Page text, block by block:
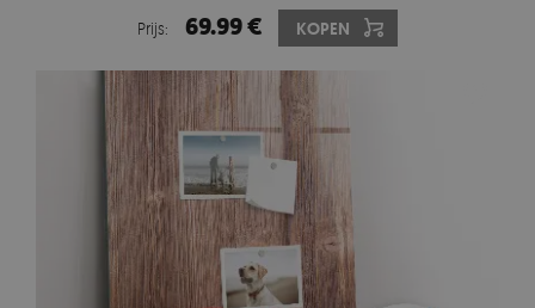
Prijs: 69.99 € KOPEN